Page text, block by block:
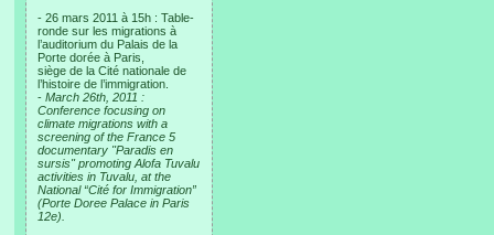
- 26 mars 2011 à 15h : Table-
ronde sur les migrations à
l’auditorium du Palais de la
Porte dorée à Paris,
siège de la Cité nationale de
l’histoire de l’immigration.
- March 26th, 2011 :
Conference focusing on
climate migrations with a
screening of the France 5
documentary "Paradis en
sursis" promoting Alofa Tuvalu
activities in Tuvalu, at the
National “Cité for Immigration”
(Porte Doree Palace in Paris
12e).